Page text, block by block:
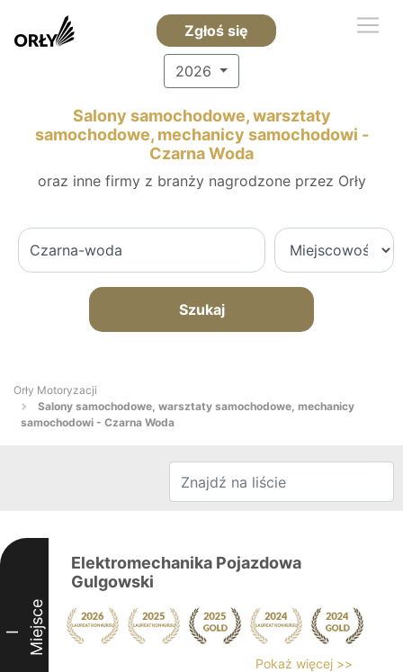
Zgłoś się
2026
Salony samochodowe, warsztaty
samochodowe, mechanicy samochodowi -
Czarna Woda
oraz inne firmy z branży nagrodzone przez Orły
Szukaj
Orły Motoryzacji
Salony samochodowe, warsztaty samochodowe, mechanicy
samochodowi - Czarna Woda
I Miejsce
Elektromechanika Pojazdowa
Gulgowski
Pokaż więcej >>